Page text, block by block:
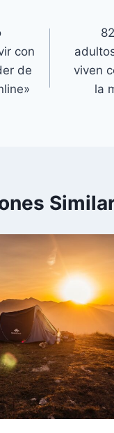
con
de
viven
la